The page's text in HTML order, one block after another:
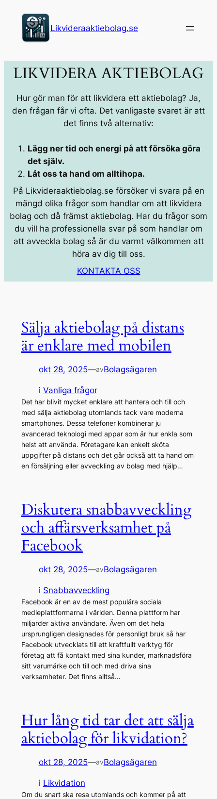
innehåll
Likvideraaktiebolag.se
LIKVIDERA AKTIEBOLAG
Hur gör man för att likvidera ett aktiebolag? Ja,
den frågan får vi ofta. Det vanligaste svaret är att
det finns två alternativ:
Lägg ner tid och energi på att försöka göra
det själv.
Låt oss ta hand om alltihopa.
På Likvideraaktiebolag.se försöker vi svara på en
mängd olika frågor som handlar om att likvidera
bolag och då främst aktiebolag. Har du frågor som
du vill ha professionella svar på som handlar om
att avveckla bolag så är du varmt välkommen att
höra av dig till oss.
KONTAKTA OSS
Sälja aktiebolag på distans
är enklare med mobilen
okt 28, 2025—avBolagsägaren
i Vanliga frågor
Det har blivit mycket enklare att hantera och till och
med sälja aktiebolag utomlands tack vare moderna
smartphones. Dessa telefoner kombinerar ju
avancerad teknologi med appar som är hur enkla som
helst att använda. Företagare kan enkelt sköta
uppgifter på distans och det går också att ta hand om
en försäljning eller avveckling av bolag med hjälp…
Diskutera snabbavveckling
och affärsverksamhet på
Facebook
okt 28, 2025—avBolagsägaren
i Snabbavveckling
Facebook är en av de mest populära sociala
medieplattformarna i världen. Denna plattform har
miljarder aktiva användare. Även om det hela
ursprungligen designades för personligt bruk så har
Facebook utvecklats till ett kraftfullt verktyg för
företag att få kontakt med sina kunder, marknadsföra
sitt varumärke och till och med driva sina
verksamheter. Det finns alltså…
Hur lång tid tar det att sälja
aktiebolag för likvidation?
okt 28, 2025—avBolagsägaren
i Likvidation
Om du snart ska resa utomlands och kommer på att